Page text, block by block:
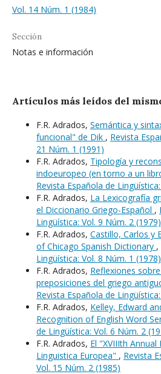
Vol. 14 Núm. 1 (1984)
Sección
Notas e información
Artículos más leídos del
F.R. Adrados, Semántica y
funcional" de Dik , Revista
21 Núm. 1 (1991)
F.R. Adrados, Tipología y
indoeuropeo (en torno a un
Revista Española de
F.R. Adrados, La Lexicografía
el Diccionario Griego-Español ,
Lingüística: Vol. 9 Núm. 2 (1979)
F.R. Adrados, Castillo, Carlos y
of Chicago Spanish Dictionary ,
Lingüística: Vol. 8 Núm. 1 (1978)
F.R. Adrados, Reflexiones
preposiciones del griego
Revista Española de
F.R. Adrados, Kelley, Edward
Recognition of English Word
de Lingüística: Vol. 6 Núm. 2
F.R. Adrados, El "XVIIIth
Linguistica Europea" , Revista
Vol. 15 Núm. 2 (1985)